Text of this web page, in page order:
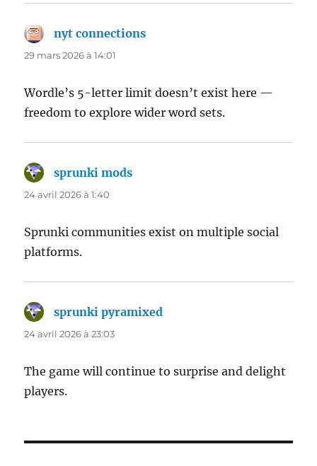
nyt connections
29 mars 2026 à 14:01
Wordle’s 5-letter limit doesn’t exist here —
freedom to explore wider word sets.
sprunki mods
24 avril 2026 à 1:40
Sprunki communities exist on multiple social
platforms.
sprunki pyramixed
24 avril 2026 à 23:03
The game will continue to surprise and delight
players.